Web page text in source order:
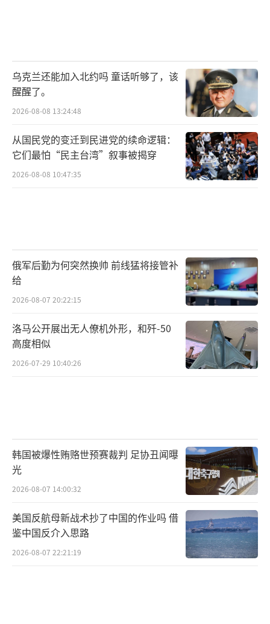
乌克兰还能加入北约吗 童话听够了，该
醒醒了。
2026-08-08 13:24:48
从国民党的变迁到民进党的续命逻辑：
它们最怕“民主台湾”叙事被揭穿
2026-08-08 10:47:35
俄军后勤为何突然换帅 前线猛将接管补
给
2026-08-07 20:22:15
洛马公开展出无人僚机外形，和歼-50
高度相似
2026-07-29 10:40:26
韩国被爆性贿赂世预赛裁判 足协丑闻曝
光
2026-08-07 14:00:32
美国反航母新战术抄了中国的作业吗 借
鉴中国反介入思路
2026-08-07 22:21:19